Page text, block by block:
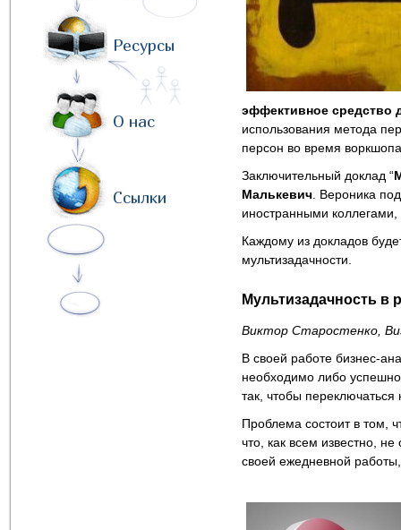
Ресурсы
О нас
Ссылки
эффективное средство
использования метода
персон во время
Заключительный доклад “
Малькевич . Вероника
иностранными
Каждому из докладов
мультизадачности.
Мультизадачность в
Виктор Старостенко,
В своей работе бизнес-
необходимо либо
так, чтобы
Проблема состоит в том,
что, как всем известно,
своей ежедневной